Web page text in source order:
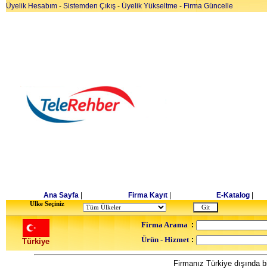
Üyelik Hesabım - Sistemden Çıkış - Üyelik Yükseltme - Firma Güncelle
Ana Sayfa Firma Kayıt E-Katalog|
Ulke Seçiniz
Türkiye
Firma Arama :
Ürün - Hizmet :
Firmanız Türkiye